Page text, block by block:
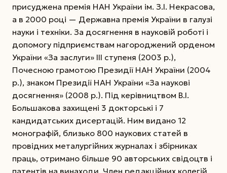
присуджена премія НАН України ім. З.І. Некрасова,
а в 2000 році — Державна премія України в галузі
науки і техніки. За досягнення в науковій роботі і
допомогу підприємствам нагороджений орденом
України «За заслуги» ІІІ ступеня (2003 р.),
Почесною грамотою Президії НАН України (2004
р.), знаком Президії НАН України «За наукові
досягнення» (2008 р.). Під керівництвом В.І.
Большакова захищені 3 докторські і 7
кандидатських дисертацій. Ним видано 12
монографій, близько 800 наукових статей в
провідних металургійних журналах і збірниках
праць, отримано більше 90 авторських свідоцтв і